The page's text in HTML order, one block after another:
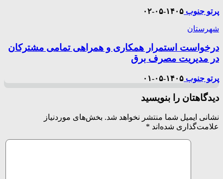
پرتو جنوب ۱۴۰۵-۰۵-۰۲
شهرستان
درخواست استمرار همکاری و همراهی تمامی مشترکان
در مدیریت مصرف برق
پرتو جنوب ۱۴۰۵-۰۵-۰۱
دیدگاهتان را بنویسید
نشانی ایمیل شما منتشر نخواهد شد. بخش‌های موردنیاز
علامت‌گذاری شده‌اند *